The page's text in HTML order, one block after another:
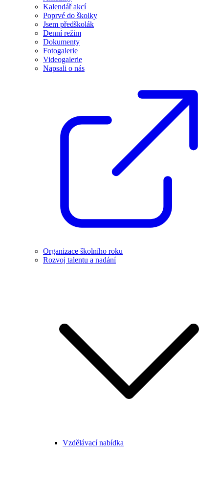
Kalendář akcí
Poprvé do školky
Jsem předškolák
Denní režim
Dokumenty
Fotogalerie
Videogalerie
Napsali o nás
Organizace školního roku
Rozvoj talentu a nadání
Vzdělávací nabídka